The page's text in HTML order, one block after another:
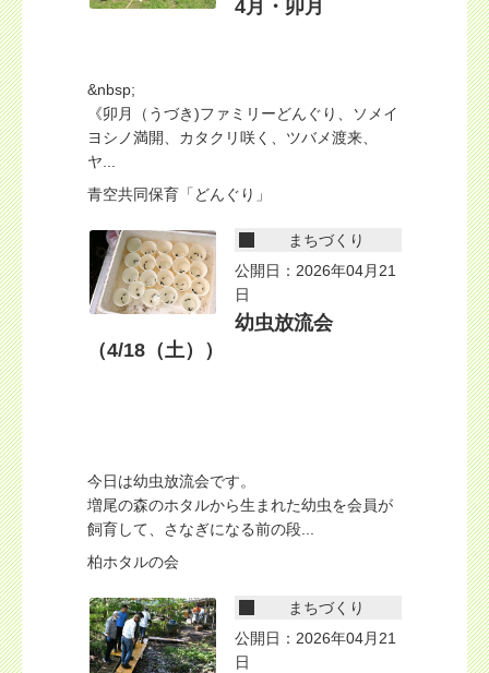
4月・卯月
&nbsp;
《卯月（うづき)ファミリーどんぐり、ソメイ
ヨシノ満開、カタクリ咲く、ツバメ渡来、
ヤ...
青空共同保育「どんぐり」
まちづくり
公開日：2026年04月21
日
幼虫放流会
（4/18（土））
今日は幼虫放流会です。
増尾の森のホタルから生まれた幼虫を会員が
飼育して、さなぎになる前の段...
柏ホタルの会
まちづくり
公開日：2026年04月21
日